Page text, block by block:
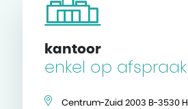
kantoor
enkel op afspraak
Centrum-Zuid 2003 B-3530